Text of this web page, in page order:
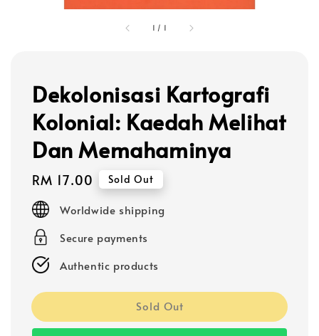
1 / 1
Dekolonisasi Kartografi
Kolonial: Kaedah Melihat
Dan Memahaminya
Regular
price
RM 17.00 Sold Out
Worldwide shipping
Secure payments
Authentic products
Sold Out